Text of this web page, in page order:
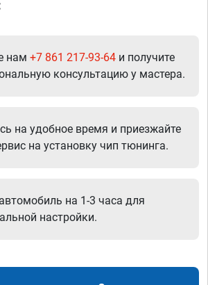
нам +7 861 217-93-64 и получите
консультацию у мастера.
на удобное время и приезжайте
на установку чип тюнинга.
на 1-3 часа для
настройки.